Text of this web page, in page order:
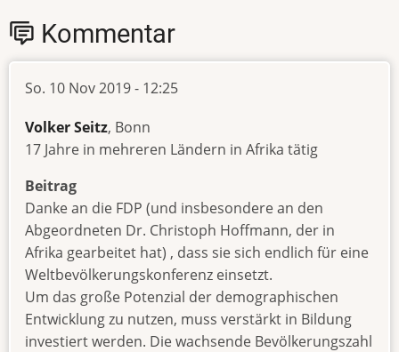
Kommentar
So. 10 Nov 2019 - 12:25
Volker Seitz, Bonn
17 Jahre in mehreren Ländern in Afrika tätig
Beitrag
Danke an die FDP (und insbesondere an den
Abgeordneten Dr. Christoph Hoffmann, der in
Afrika gearbeitet hat) , dass sie sich endlich für eine
Weltbevölkerungskonferenz einsetzt.
Um das große Potenzial der demographischen
Entwicklung zu nutzen, muss verstärkt in Bildung
investiert werden. Die wachsende Bevölkerungszahl